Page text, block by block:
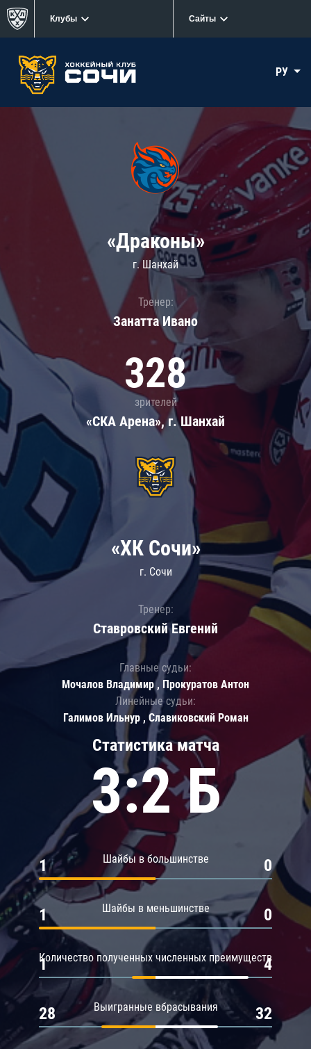
Клубы Сайты
РУ
«Драконы»
г. Шанхай
Тренер:
Занатта Иванo
328
зрителей
«СКА Арена», г. Шанхай
Статистика матча
3:2 Б
Шайбы в большинстве
1 0
Шайбы в меньшинстве
1 0
Количество полученных численных преимуществ
1 4
Выигранные вбрасывания
28 32
«ХК Сочи»
г. Сочи
Тренер:
Ставровский Евгений
Главные судьи:
Мочалов Владимир , Прокуратов Антон
Линейные судьи:
Галимов Ильнур , Славиковский Роман